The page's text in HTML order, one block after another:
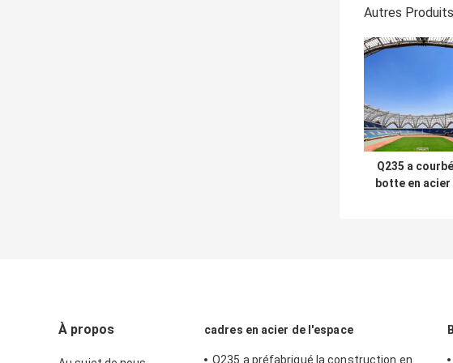
Autres Produits
Q235 a
botte en acier
À propos cadres en acier de l'espace
Q235 a préfabriqué la construction en